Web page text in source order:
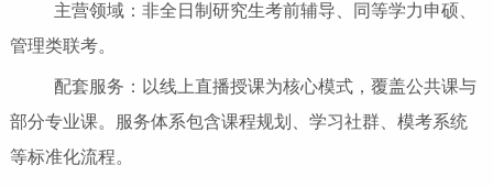
主营领域：非全日制研究生考前辅导、同等学力申硕、
管理类联考。
配套服务：以线上直播授课为核心模式，覆盖公共课与
部分专业课。服务体系包含课程规划、学习社群、模考系统
等标准化流程。